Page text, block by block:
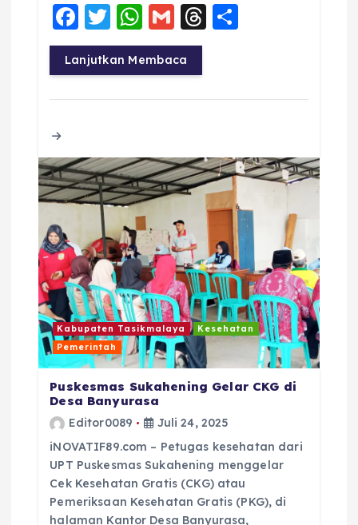
F
a
c
e
o
k
T
w
it
te
W
h
a
ts
p
G
m
ai
l
T
a re
Lanjutkan Membaca
Kabupaten Tasikmalaya
Kesehatan
Pemerintah
Puskesmas Sukahening Gelar CKG di
Desa Banyurasa
Editor0089
Juli 24, 2025
iNOVATIF89.com – Petugas kesehatan dari
UPT Puskesmas Sukahening menggelar
Cek Kesehatan Gratis (CKG) atau
Pemeriksaan Kesehatan Gratis (PKG), di
halaman Kantor Desa Banyurasa,